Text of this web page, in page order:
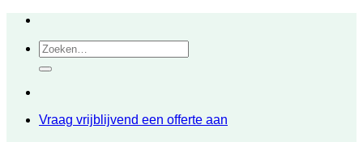
inhoudZoeken
naar:
Vraag vrijblijvend een offerte aan